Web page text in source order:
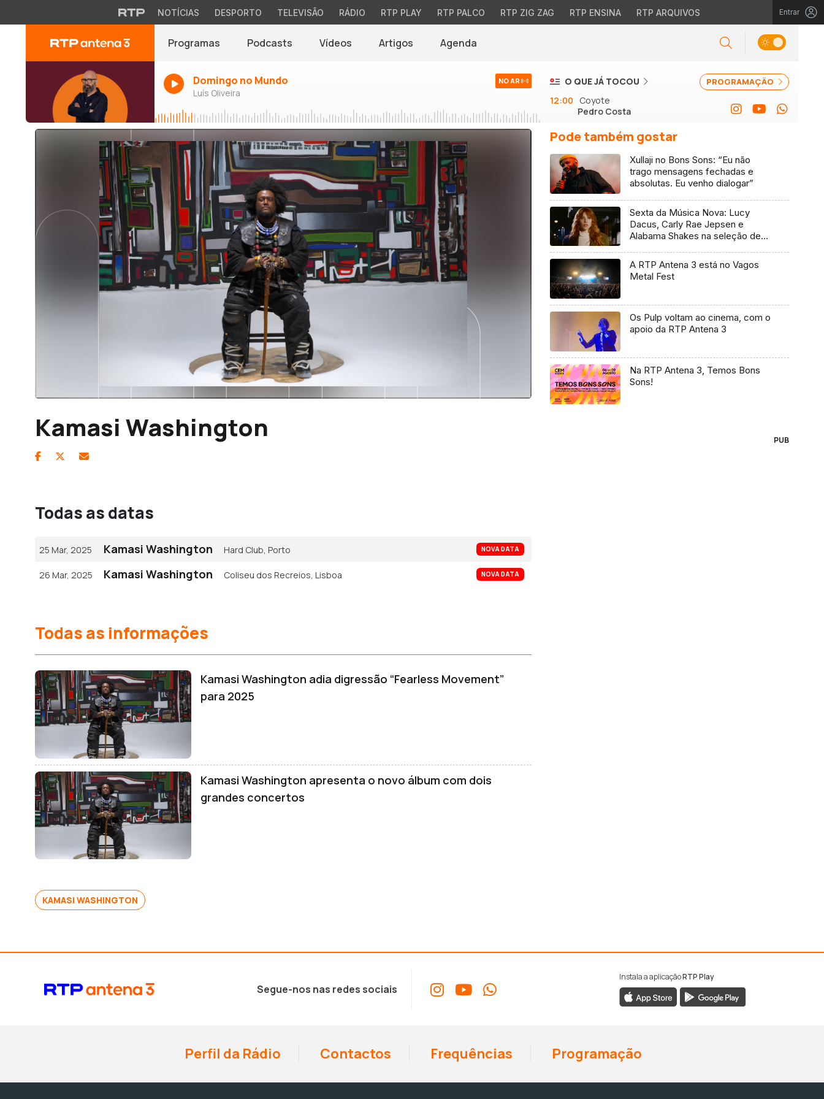
NOTÍCIAS DESPORTO TELEVISÃO RÁDIO RTP PLAY RTP PALCO RTP ZIG ZAG RTP ENSINA RTP ARQUIVOS Entrar
Programas Podcasts Vídeos Artigos Agenda
Domingo no Mundo
Luís Oliveira
NO AR PROGRAMAÇÃO
O QUE JÁ TOCOU
12:00
Coyote
Pedro Costa
Kamasi Washington
Todas as datas
25 Mar, 2025 Kamasi Washington Hard Club, Porto NOVA DATA
26 Mar, 2025 Kamasi Washington Coliseu dos Recreios, Lisboa NOVA DATA
Todas as informações
Kamasi Washington adia digressão “Fearless Movement”
para 2025
Kamasi Washington apresenta o novo álbum com dois
grandes concertos
KAMASI WASHINGTON
Pode também gostar
Xullaji no Bons Sons: “Eu não
trago mensagens fechadas e
absolutas. Eu venho dialogar”
Sexta da Música Nova: Lucy
Dacus, Carly Rae Jepsen e
Alabama Shakes na seleção de 7
A RTP Antena 3 está no Vagos
Metal Fest
Os Pulp voltam ao cinema, com o
apoio da RTP Antena 3
Na RTP Antena 3, Temos Bons
Sons!
PUB
Segue-nos nas redes sociais
Instala a aplicaçãoRTP Play
Perfil da Rádio Contactos Frequências Programação